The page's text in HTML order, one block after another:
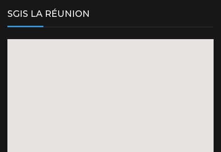
SGIS LA RÉUNION